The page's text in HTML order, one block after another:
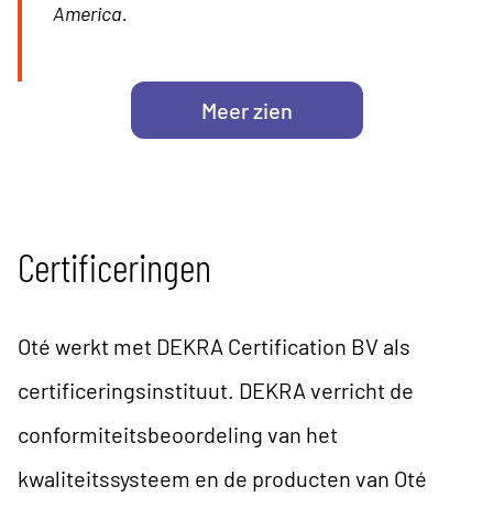
America.
Meer zien
Certificeringen
Oté werkt met DEKRA Certification BV als
certificeringsinstituut. DEKRA verricht de
conformiteitsbeoordeling van het
kwaliteitssysteem en de producten van Oté